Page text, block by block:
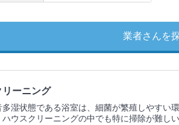
業者さんを
リーニング
湿状態である浴室は、細菌が繁殖しやすい
ウスクリーニングの中でも特に掃除が難し